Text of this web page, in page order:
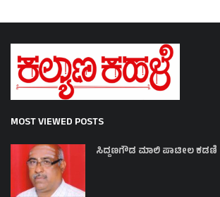
MOST VIEWED POSTS
ಸಿದ್ದಣಗೌಡ ಮಾಲಿ ಪಾಟೀಲ ಕಡಣಿ